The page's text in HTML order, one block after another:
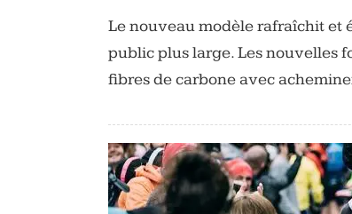
Le nouveau modèle rafraîchit et
public plus large. Les nouvelles
fibres de carbone avec